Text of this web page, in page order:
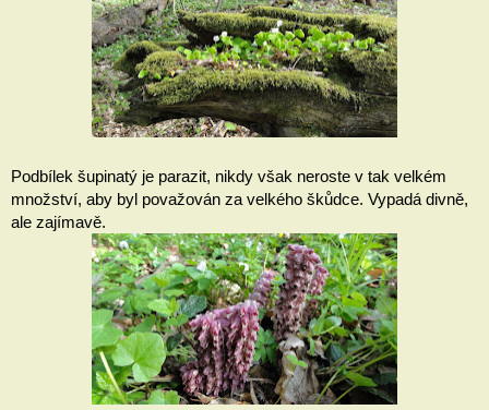
Podbílek šupinatý je parazit, nikdy však neroste v tak velkém
množství, aby byl považován za velkého škůdce. Vypadá divně,
ale zajímavě.